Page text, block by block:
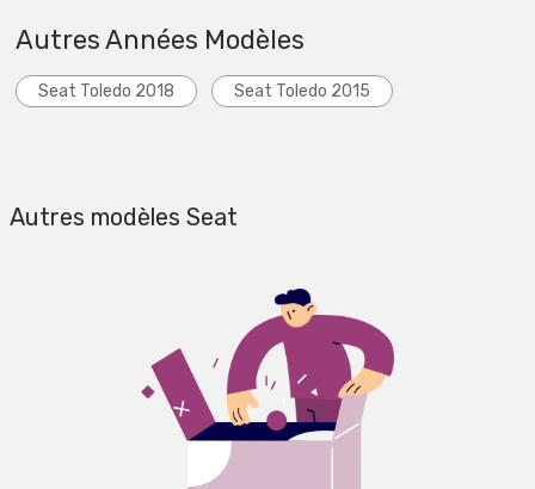
Autres Années Modèles
Seat Toledo 2018 Seat Toledo 2015
Autres modèles Seat